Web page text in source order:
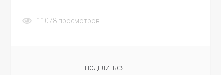
11078 просмотров
ПОДЕЛИТЬСЯ: